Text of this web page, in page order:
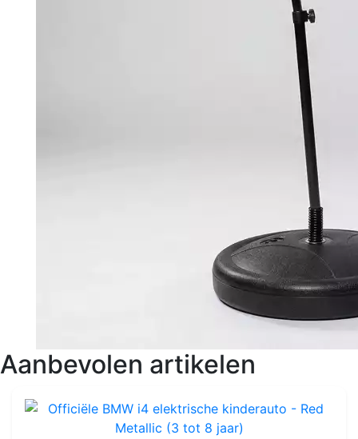
Aanbevolen artikelen